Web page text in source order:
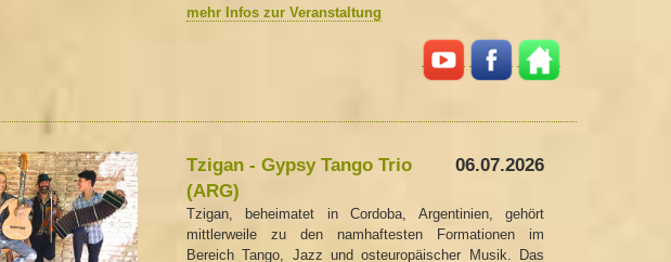
mehr Infos zur Veranstaltung
Tzigan - Gypsy Tango Trio
(ARG)
06.07.2026
Tzigan, beheimatet in Cordoba, Argentinien, gehört
mittlerweile zu den namhaftesten Formationen im
Bereich Tango, Jazz und osteuropäischer Musik. Das